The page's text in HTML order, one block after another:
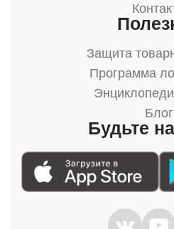
Защита
Программа
Блог
Будьте